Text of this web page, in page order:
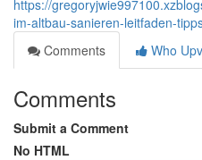
https://
im-altbau-sanieren-leitfaden-
Comments
Who
Comments
Submit a Comment
No HTML